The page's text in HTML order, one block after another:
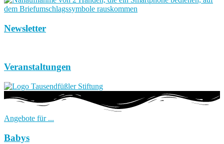
Newsletter
Veranstaltungen
Angebote für ...
Babys